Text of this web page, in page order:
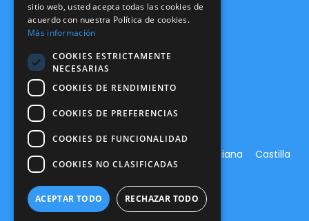
Política de privacidad
Política de seguridad
info@expertone.es
Madrid C. Valenciana
Castilla
y León
Canarias
sitio web, usted acepta todas las cookies de
acuerdo con nuestra Política de cookies.
Más información
COOKIES ESTRICTAMENTE
NECESARIAS
COOKIES DE RENDIMIENTO
COOKIES DE PREFERENCIAS
COOKIES DE FUNCIONALIDAD
COOKIES NO CLASIFICADAS
ACEPTAR TODO RECHAZAR TODO